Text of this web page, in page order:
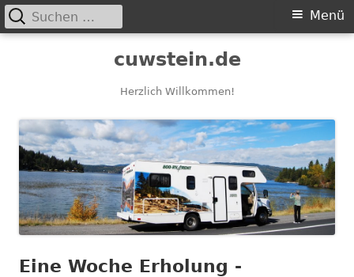
cuwstein.de
Herzlich Willkommen!
Primäres
Menü
Suchen
nach:
Eine Woche Erholung -